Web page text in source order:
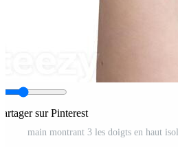
sur Pinterest